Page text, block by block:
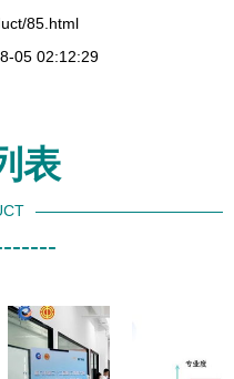
85.html
05 02:12:29
表